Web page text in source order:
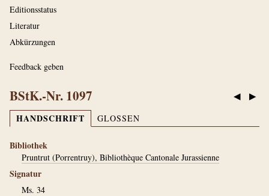
Editionsstatus
Literatur
Abkürzungen
Feedback geben
◀ ▶
BStK.-Nr. 1097
HANDSCHRIFT GLOSSEN
Bibliothek
Pruntrut (Porrentruy), Bibliothèque Cantonale Jurassienne
Signatur
Ms. 34